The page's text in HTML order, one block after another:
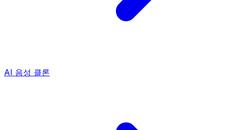
AI 음성 클론